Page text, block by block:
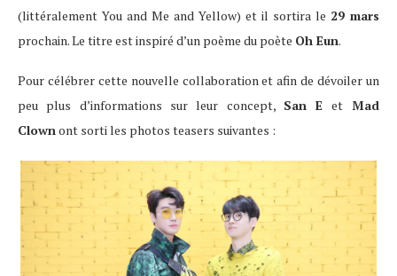
(littéralement You and Me and Yellow) et il sortira le 29 mars
prochain. Le titre est inspiré d’un poème du poète Oh Eun.
Pour célébrer cette nouvelle collaboration et afin de dévoiler un
peu plus d’informations sur leur concept, San E etMad
Clown ont sorti les photos teasers suivantes :